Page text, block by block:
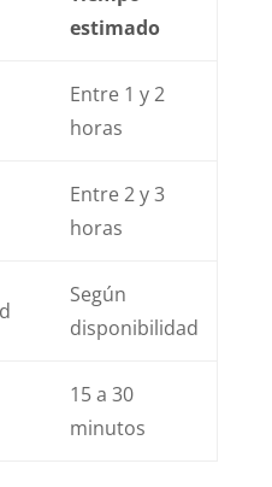
estimado
Entre 1 y 2
horas
Entre 2 y 3
horas
Según
disponibilidad
15 a 30
minutos